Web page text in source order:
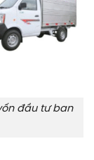
đầu tư ban